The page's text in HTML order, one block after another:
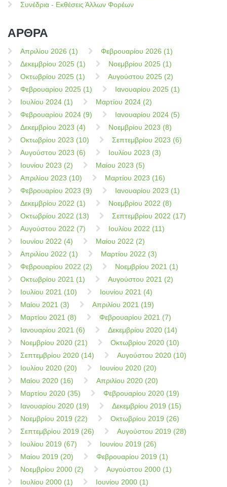
Συνέδρια - Εκθέσεις Άλλων Φορέων
ΑΡΘΡΑ
Απριλίου 2026 (1)
Φεβρουαρίου 2026 (1)
Δεκεμβρίου 2025 (1)
Νοεμβρίου 2025 (1)
Οκτωβρίου 2025 (1)
Αυγούστου 2025 (2)
Φεβρουαρίου 2025 (1)
Ιανουαρίου 2025 (1)
Ιουλίου 2024 (1)
Μαρτίου 2024 (2)
Φεβρουαρίου 2024 (9)
Ιανουαρίου 2024 (5)
Δεκεμβρίου 2023 (4)
Νοεμβρίου 2023 (8)
Οκτωβρίου 2023 (10)
Σεπτεμβρίου 2023 (6)
Αυγούστου 2023 (6)
Ιουλίου 2023 (3)
Ιουνίου 2023 (2)
Μαίου 2023 (5)
Απριλίου 2023 (10)
Μαρτίου 2023 (16)
Φεβρουαρίου 2023 (9)
Ιανουαρίου 2023 (1)
Δεκεμβρίου 2022 (1)
Νοεμβρίου 2022 (8)
Οκτωβρίου 2022 (13)
Σεπτεμβρίου 2022 (17)
Αυγούστου 2022 (7)
Ιουλίου 2022 (11)
Ιουνίου 2022 (4)
Μαίου 2022 (2)
Απριλίου 2022 (1)
Μαρτίου 2022 (3)
Φεβρουαρίου 2022 (2)
Νοεμβρίου 2021 (1)
Οκτωβρίου 2021 (1)
Αυγούστου 2021 (2)
Ιουλίου 2021 (10)
Ιουνίου 2021 (4)
Μαίου 2021 (3)
Απριλίου 2021 (19)
Μαρτίου 2021 (8)
Φεβρουαρίου 2021 (7)
Ιανουαρίου 2021 (6)
Δεκεμβρίου 2020 (14)
Νοεμβρίου 2020 (21)
Οκτωβρίου 2020 (10)
Σεπτεμβρίου 2020 (14)
Αυγούστου 2020 (10)
Ιουλίου 2020 (20)
Ιουνίου 2020 (20)
Μαίου 2020 (16)
Απριλίου 2020 (20)
Μαρτίου 2020 (35)
Φεβρουαρίου 2020 (19)
Ιανουαρίου 2020 (19)
Δεκεμβρίου 2019 (15)
Νοεμβρίου 2019 (22)
Οκτωβρίου 2019 (26)
Σεπτεμβρίου 2019 (26)
Αυγούστου 2019 (28)
Ιουλίου 2019 (67)
Ιουνίου 2019 (26)
Μαίου 2019 (20)
Φεβρουαρίου 2019 (1)
Νοεμβρίου 2000 (2)
Αυγούστου 2000 (1)
Ιουλίου 2000 (1)
Ιουνίου 2000 (1)